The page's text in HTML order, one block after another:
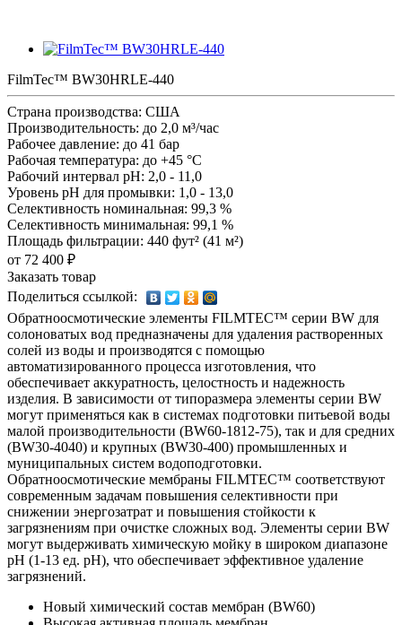
FilmTec™ BW30HRLE-440
Страна производства: США
Производительность: до 2,0 м³/час
Рабочее давление: до 41 бар
Рабочая температура: до +45 °С
Рабочий интервал pH: 2,0 - 11,0
Уровень pH для промывки: 1,0 - 13,0
Селективность номинальная: 99,3 %
Селективность минимальная: 99,1 %
Площадь фильтрации: 440 фут² (41 м²)
от 72 400 ₽
Заказать товар
Поделиться ссылкой:
Обратноосмотические элементы FILMTEC™ серии BW для
солоноватых вод предназначены для удаления растворенных
солей из воды и производятся с помощью
автоматизированного процесса изготовления, что
обеспечивает аккуратность, целостность и надежность
изделия. В зависимости от типоразмера элементы серии BW
могут применяться как в системах подготовки питьевой воды
малой производительности (BW60-1812-75), так и для средних
(BW30-4040) и крупных (BW30-400) промышленных и
муниципальных систем водоподготовки.
Обратноосмотические мембраны FILMTEC™ соответствуют
современным задачам повышения селективности при
снижении энергозатрат и повышения стойкости к
загрязнениям при очистке сложных вод. Элементы серии BW
могут выдерживать химическую мойку в широком диапазоне
рН (1-13 ед. рН), что обеспечивает эффективное удаление
загрязнений.
Новый химический состав мембран (BW60)